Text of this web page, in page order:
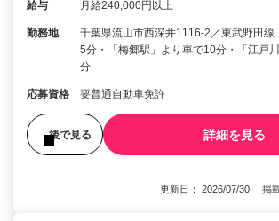
給与 月給240,000円以上
勤務地
千葉県流山市西深井1116-2／東武野田線
5分・「梅郷駅」より車で10分・「江戸
分
応募資格 要普通自動車免許
後で見る 詳細を見る
更新日： 2026/07/30 掲